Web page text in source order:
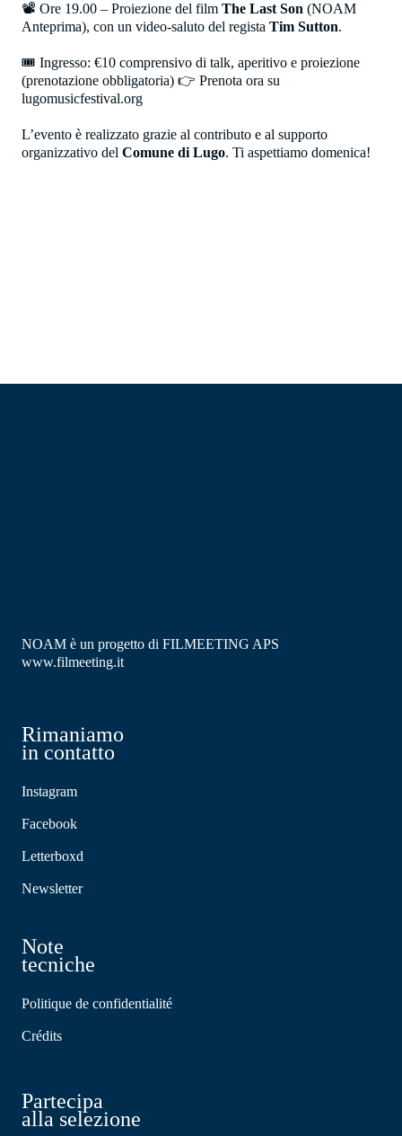
📽 Ore 19.00 – Proiezione del film The Last Son (NOAM
Anteprima), con un video-saluto del regista Tim Sutton.
🎟️ Ingresso: €10 comprensivo di talk, aperitivo e proiezione
(prenotazione obbligatoria) 👉 Prenota ora su
lugomusicfestival.org
L’evento è realizzato grazie al contributo e al supporto
organizzativo del Comune di Lugo. Ti aspettiamo domenica!
NOAM è un progetto di FILMEETING APS
www.filmeeting.it
Rimaniamo
in contatto
Instagram
Facebook
Letterboxd
Newsletter
Note
tecniche
Politique de confidentialité
Crédits
Partecipa
alla selezione